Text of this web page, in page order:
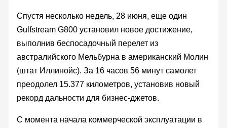
Спустя несколько недель, 28 июня, еще один
Gulfstream G800 установил новое достижение,
выполнив беспосадочный перелет из
австралийского Мельбурна в американский Молин
(штат Иллинойс). За 16 часов 56 минут самолет
преодолел 15.377 километров, установив новый
рекорд дальности для бизнес-джетов.
С момента начала коммерческой эксплуатации в